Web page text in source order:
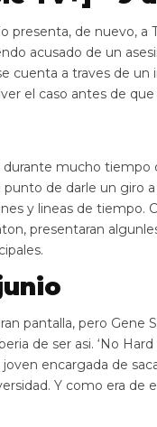
presenta, de nuevo,
acusado de un
cuenta a traves de
el caso antes de que
mucho
punto de darle un giro
y lineas de tiempo.
presentaran
pantalla, pero Gene
de ser asi. ‘No Hard
encargada de
Y como era de